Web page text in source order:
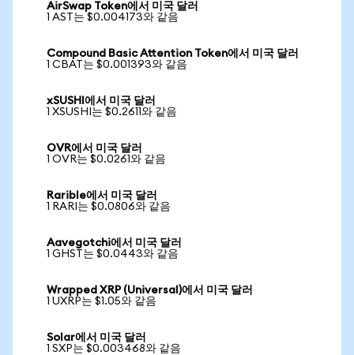
AirSwap Token에서 미국 달러
1 AST는 $0.004173와 같음
Compound Basic Attention Token에서 미국 달러
1 CBAT는 $0.001393와 같음
xSUSHI에서 미국 달러
1 XSUSHI는 $0.2611와 같음
OVR에서 미국 달러
1 OVR는 $0.0261와 같음
Rarible에서 미국 달러
1 RARI는 $0.0806와 같음
Aavegotchi에서 미국 달러
1 GHST는 $0.0443와 같음
Wrapped XRP (Universal)에서 미국 달러
1 UXRP는 $1.05와 같음
Solar에서 미국 달러
1 SXP는 $0.003468와 같음